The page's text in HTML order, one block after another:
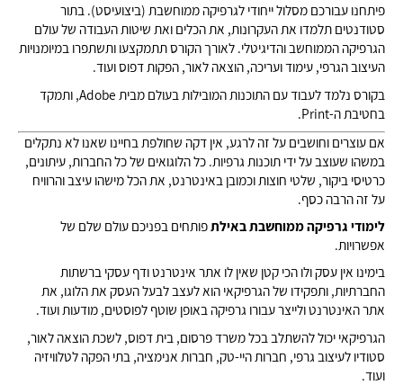
פיתחנו עבורכם מסלול ייחודי לגרפיקה ממוחשבת (ביצועיסט). בתור
סטודנטים תלמדו את העקרונות, את הכלים ואת שיטות העבודה של עולם
הגרפיקה הממוחשב והדיגיטלי. לאורך הקורס תתמקצעו ותשתפרו במיומנויות
העיצוב הגרפי, עימוד ועריכה, הוצאה לאור, הפקות דפוס ועוד.
בקורס נלמד לעבוד עם התוכנות המובילות בעולם מבית Adobe, ותמקד
בחטיבת ה-Print.
אם עוצרים וחושבים על זה לרגע, אין דקה שחולפת בחיינו שאנו לא נתקלים
במשהו שעוצב על ידי תוכנות גרפיות. כל הלוגואים של כל החברות, עיתונים,
כרטיסי ביקור, שלטי חוצות וכמובן באינטרנט, את הכל מישהו עיצב והרוויח
על זה הרבה כסף.
לימודי גרפיקה ממוחשבת באילתפותחים בפניכם עולם שלם של
אפשרויות.
בימינו אין עסק ולו הכי קטן שאין לו אתר אינטרנט ודף עסקי ברשתות
החברתיות, ותפקידו של הגרפיקאי הוא לעצב לבעל העסק את הלוגו, את
אתר האינטרנט ולייצר עבורו גרפיקה באופן שוטף לפוסטים, מודעות ועוד.
הגרפיקאי יכול להשתלב בכל משרד פרסום, בית דפוס, לשכת הוצאה לאור,
סטודיו לעיצוב גרפי, חברות היי-טק, חברות אנימציה, בתי הפקה לטלוויזיה
ועוד.